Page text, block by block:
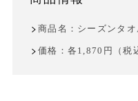
商品名：シーズンタオ
価格：各1,870円（税